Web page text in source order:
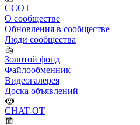
ССОТ
О сообществе
Обновления в сообществе
Люди сообщества
Золотой фонд
Файлообменник
Видеогалерея
Доска объявлений
CHAT-OT